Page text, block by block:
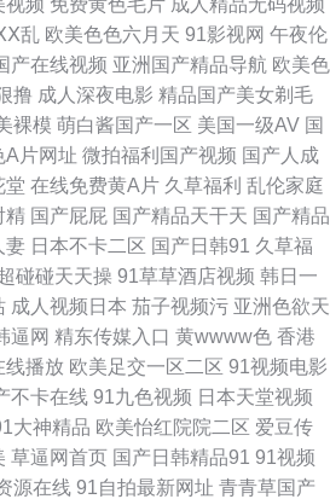
性爱网六月 色欲久久99精品久久 欧美亚洲成
清在线 日韩A片Av 九九精品一级片 欧美三区
媒视频在线看 先锋资源aaaaaa 熟女一区二区
国精品 久久超伊人超 欧美性爱99 亚洲Av无吗
91处蜜 亚洲伊人大香蕉 日韩人妻精品 久久乐
福利导航青娱乐 东方avsss 超碰在线国产日
黑料网 91国视频在线蜜桃 91福利姬免费 国
97在线久久 91精品福利在线 97影院亚洲 91
视频 免费黄色毛片 成人精品无码视频
乱 欧美色色六月天 91影视网 午夜伦
产在线视频 亚洲国产精品导航 欧美色
撸 成人深夜电影 精品国产美女剃毛
裸模 萌白酱国产一区 美国一级AV 国
A片网址 微拍福利国产视频 国产人成
堂 在线免费黄A片 久草福利 乱伦家庭
精 国产屁屁 国产精品天干天 国产精品
妻 日本不卡二区 国产日韩91 久草福
碰碰天天操 91草草酒店视频 韩日一
成人视频日本 茄子视频污 亚洲色欲天
逼网 精东传媒入口 黄wwww色 香港
线播放 欧美足交一区二区 91视频电影
不卡在线 91九色视频 日本天堂视频
大神精品 欧美怡红院院二区 爱豆传
草逼网首页 国产日韩精品91 91视频
源在线 91自拍最新网址 青青草国产